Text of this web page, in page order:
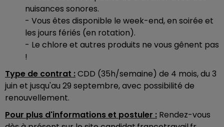
nuisances sonores.
- Vous êtes disponible le week-end, en soirée et
les jours fériés (en rotation).
- Le chlore et autres produits ne vous gênent pas
!
Type de contrat :CDD (35h/semaine) de 4 mois, du 3
juin et jusqu'au 29 septembre, avec possibilité de
renouvellement.
Pour plus d'informations et postuler : Rendez-vous